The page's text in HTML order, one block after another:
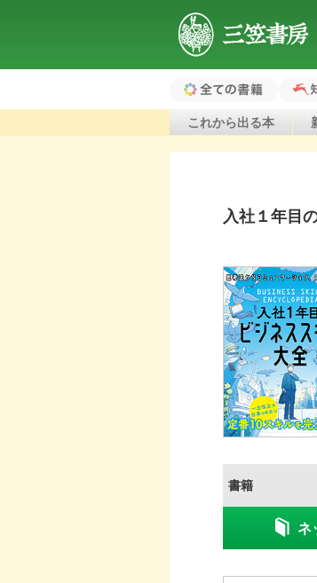
全ての書籍（ホ
ーム）
これから出る本
入社１年目
書籍
ネ